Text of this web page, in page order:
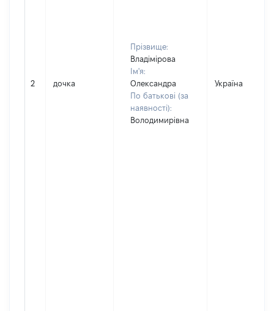
2 дочка
Прізвище:
Владімірова
Ім'я:
Олександра
По батькові (за
наявності):
Володимирівна
Україна